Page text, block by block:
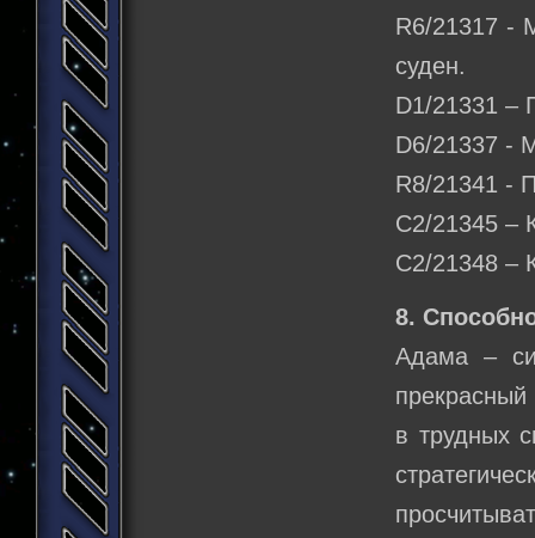
R6/21317 -
суден.
D1/21331 –
D6/21337 -
R8/21341 -
C2/21345 –
C2/21348 –
8.
Адама –
прекрасный
в трудных